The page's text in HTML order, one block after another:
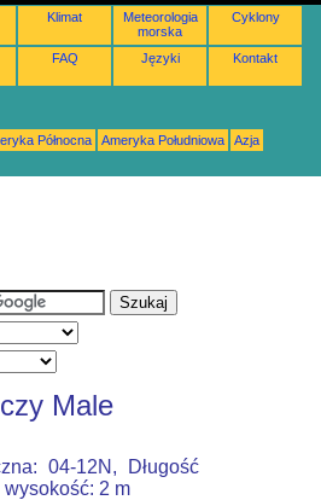
Klimat
Meteorologia
morska
Cyklony
FAQ Języki Kontakt
Północna Ameryka Południowa
Azja
Male
04-12N, Długość
2 m